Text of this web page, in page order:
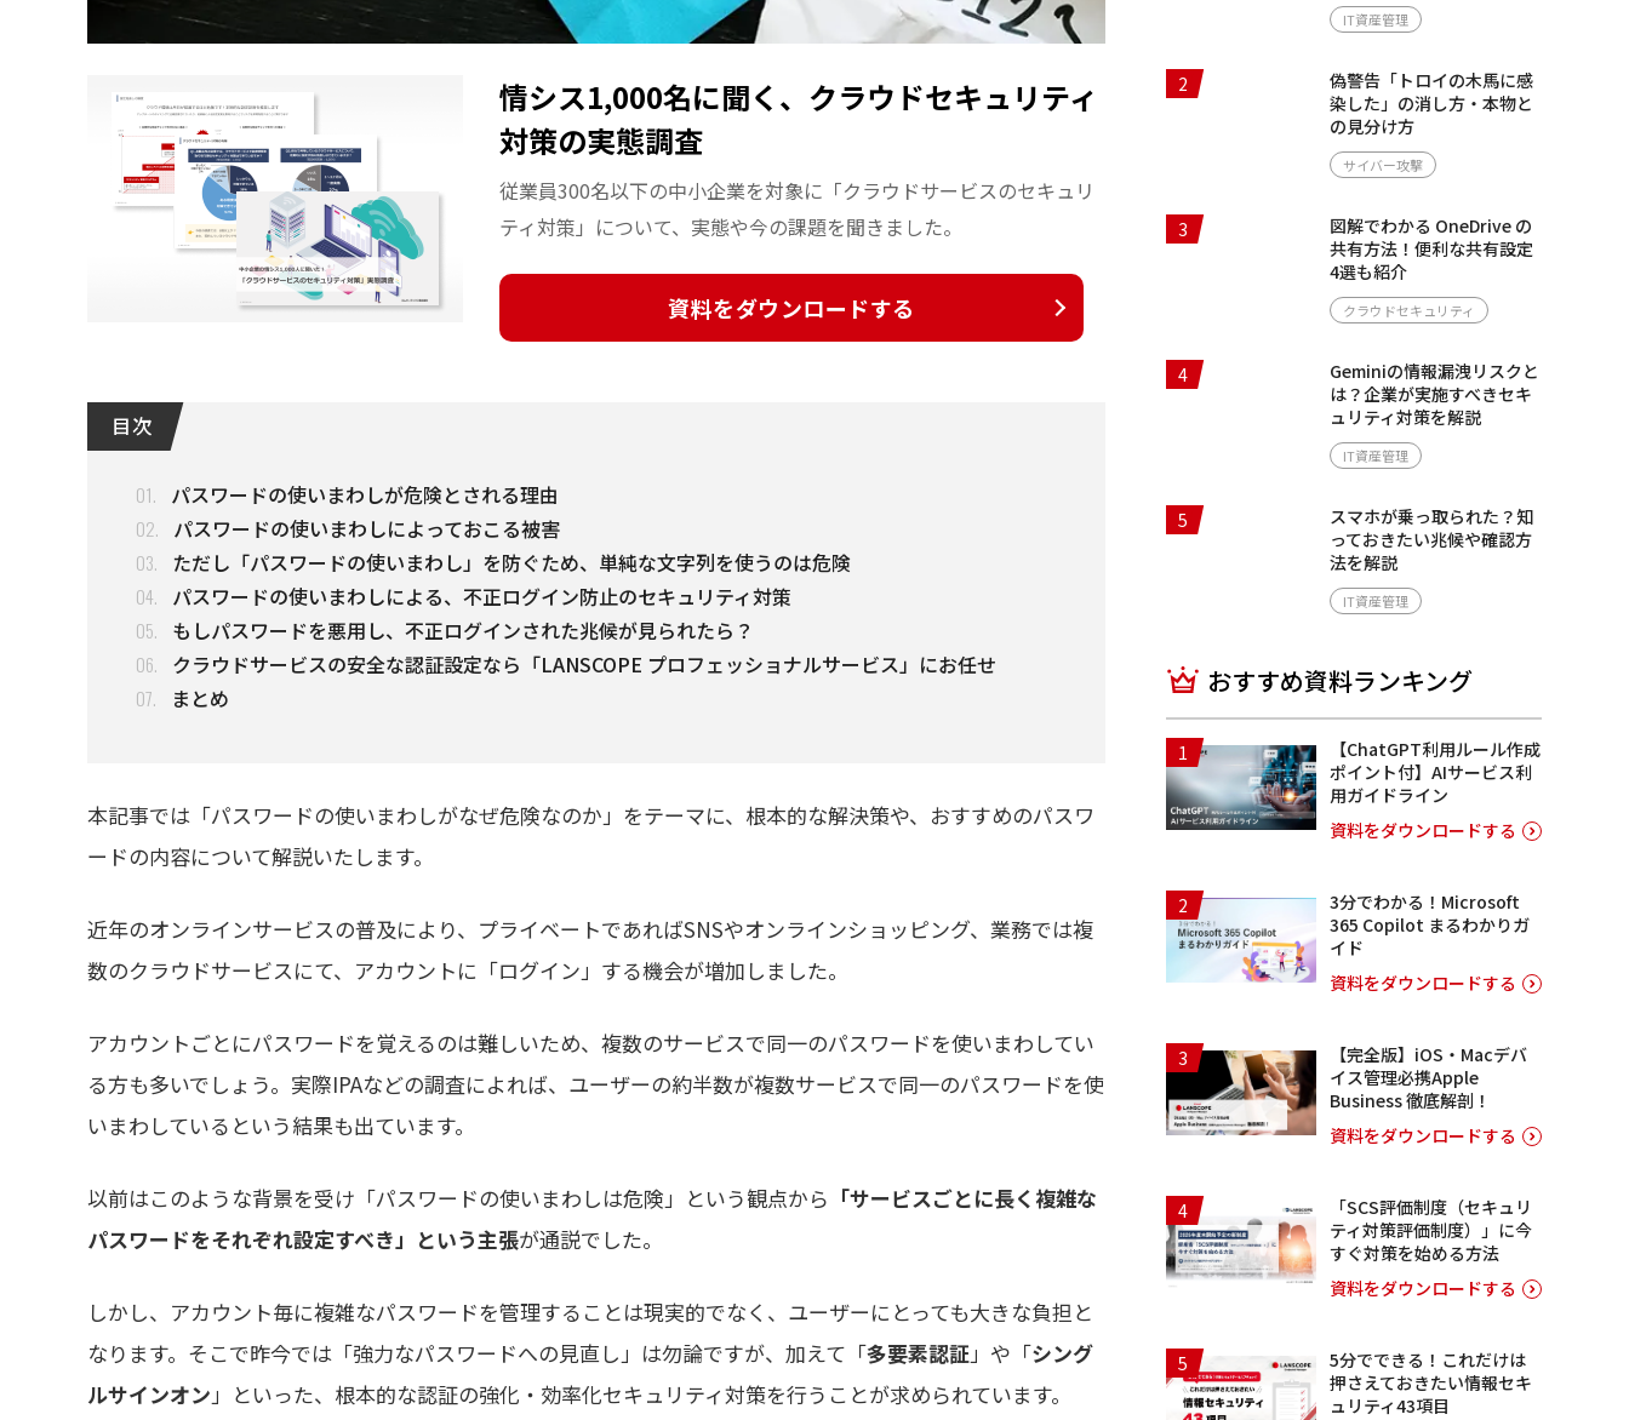
情シス1,000名に聞く、クラウドセキュリティ
対策の実態調査
従業員300名以下の中小企業を対象に「クラウドサービスのセキュリ
ティ対策」について、実態や今の課題を聞きました。
資料をダウンロードする
目 次
01. パスワードの使いまわしが危険とされる理由
02. パスワードの使いまわしによっておこる被害
03. ただし「パスワードの使いまわし」を防ぐため、単純な文字列を使うのは危険
04. パスワードの使いまわしによる、不正ログイン防止のセキュリティ対策
05. もしパスワードを悪用し、不正ログインされた兆候が見られたら？
06. クラウドサービスの安全な認証設定なら「LANSCOPE プロフェッショナルサービス」にお任せ
07. まとめ
本記事では「パスワードの使いまわしがなぜ危険なのか」をテーマに、根本的な解決策や、おすすめのパスワ
ードの内容について解説いたします。
近年のオンラインサービスの普及により、プライベートであればSNSやオンラインショッピング、業務では複
数のクラウドサービスにて、アカウントに「ログイン」する機会が増加しました。
アカウントごとにパスワードを覚えるのは難しいため、複数のサービスで同一のパスワードを使いまわしてい
る方も多いでしょう。実際IPAなどの調査によれば、ユーザーの約半数が複数サービスで同一のパスワードを使
いまわしているという結果も出ています。
以前はこのような背景を受け「パスワードの使いまわしは危険」という観点から 「サービスごとに長く複雑な
パスワードをそれぞれ設定すべき」という主張が通説でした。
しかし、アカウント毎に複雑なパスワードを管理することは現実的でなく、ユーザーにとっても大きな負担と
なります。そこで昨今では「強力なパスワードへの見直し」は勿論ですが、加えて「多要素認証 」や「シング
ルサインオン 」といった、根本的な認証の強化・効率化セキュリティ対策を行うことが求められています。
IT資産管理
2
偽警告「トロイの木馬に感
染した」の消し方・本物と
の見分け方
サイバー攻撃
3
図解でわかる OneDrive の
共有方法！便利な共有設定
4選も紹介
クラウドセキュリティ
4
Geminiの情報漏洩リスクと
は？企業が実施すべきセキ
ュリティ対策を解説
IT資産管理
5
スマホが乗っ取られた？知
っておきたい兆候や確認方
法を解説
IT資産管理
おすすめ資料ランキング
1
【ChatGPT利用ルール作成
ポイント付】AIサービス利
用ガイドライン
資料をダウンロードする
2
3分でわかる！Microsoft
365 Copilot まるわかりガ
イド
資料をダウンロードする
3
【完全版】iOS・Macデバ
イス管理必携Apple
Business 徹底解剖！
資料をダウンロードする
4
「SCS評価制度（セキュリ
ティ対策評価制度）」に今
すぐ対策を始める方法
資料をダウンロードする
5
5分でできる！これだけは
押さえておきたい情報セキ
ュリティ43項目